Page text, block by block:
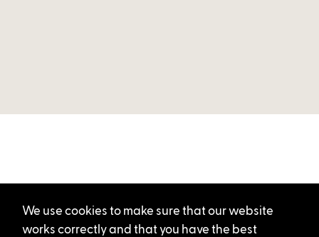
We use cookies to make sure that our website
works correctly and that you have the best